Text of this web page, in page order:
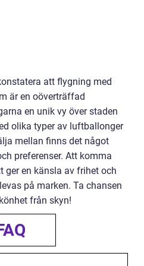
att flygning med
är en oöverträffad
en unik vy över staden
olika typer av luftballonger
mellan finns det något
preferenser. Att komma
ger en känsla av frihet och
på marken. Ta chansen
från skyn!